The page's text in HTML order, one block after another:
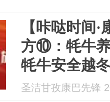
【咔哒时间
方⑩：牦牛
牦牛安全越
圣洁甘孜康巴先锋